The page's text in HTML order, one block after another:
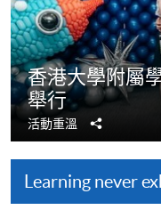
香港大學附屬
舉行
活動重溫
享
Learning never